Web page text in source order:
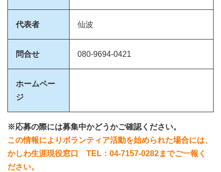
代表者 仙波
問合せ 080-9694-0421
ホームペー
ジ
※応募の際には募集中かどうかご確認ください。
この情報によりボランティア活動を始められた場合には、
かしわ生涯現役窓口 TEL：04-7157-0282までご一報く
ださい。